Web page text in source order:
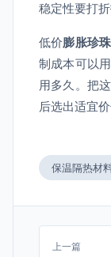
稳定性要打折
低价膨胀珍
制成本可以
用多久。把
后选出适宜价
保温隔热材
上一篇